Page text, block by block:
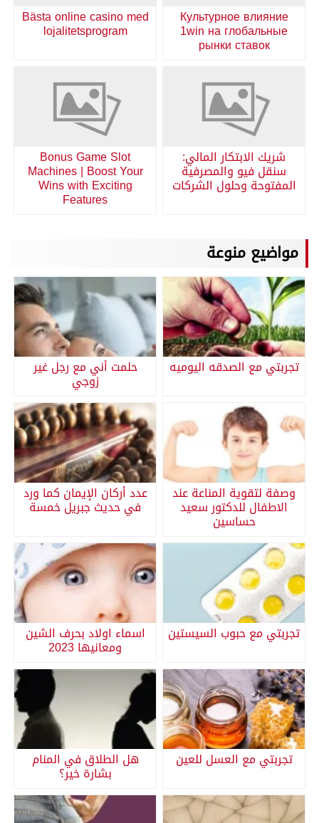
Культурное влияние
1win на глобальные
рынки ставок
Bästa online casino med
lojalitetsprogram
شريك الابتكار المالي:
سنقل فيو والمصرفية
المفتوحة وحلول الشركات
Bonus Game Slot
Machines | Boost Your
Wins with Exciting
Features
مواضيع منوعة
تجربتي مع الصدقه اليوميه حلمت أني مع رجل غير
زوجي
وصفة لتقوية المناعة عند
الاطفال للدكتور سعيد
حساسين
عدد أركان الإيمان كما ورد
في حديث جبريل خمسة
تجربتي مع حبوب السيستين اسماء اولاد بحرف الشين
ومعانيها 2023
تجربتي مع العسل للعين هل الطلاق في المنام
بشارة خير؟